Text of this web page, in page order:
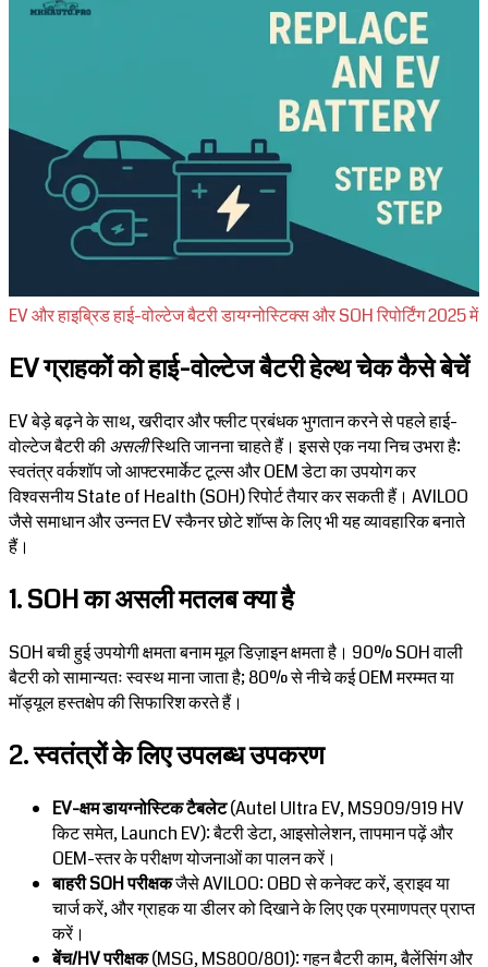
EV और हाइब्रिड हाई-वोल्टेज बैटरी डायग्नोस्टिक्स और SOH रिपोर्टिंग 2025 में
EV ग्राहकों को हाई-वोल्टेज बैटरी हेल्थ चेक कैसे बेचें
EV बेड़े बढ़ने के साथ, खरीदार और फ्लीट प्रबंधक भुगतान करने से पहले हाई-
वोल्टेज बैटरी कीअसलीस्थिति जानना चाहते हैं। इससे एक नया निच उभरा है:
स्वतंत्र वर्कशॉप जो आफ्टरमार्केट टूल्स और OEM डेटा का उपयोग कर
विश्वसनीय State of Health (SOH) रिपोर्ट तैयार कर सकती हैं। AVILOO
जैसे समाधान और उन्नत EV स्कैनर छोटे शॉप्स के लिए भी यह व्यावहारिक बनाते
हैं।
1. SOH का असली मतलब क्या है
SOH बची हुई उपयोगी क्षमता बनाम मूल डिज़ाइन क्षमता है। 90% SOH वाली
बैटरी को सामान्यतः स्वस्थ माना जाता है; 80% से नीचे कई OEM मरम्मत या
मॉड्यूल हस्तक्षेप की सिफारिश करते हैं।
2. स्वतंत्रों के लिए उपलब्ध उपकरण
EV-क्षम डायग्नोस्टिक टैबलेट(Autel Ultra EV, MS909/919 HV
किट समेत, Launch EV): बैटरी डेटा, आइसोलेशन, तापमान पढ़ें और
OEM-स्तर के परीक्षण योजनाओं का पालन करें।
बाहरी SOH परीक्षकजैसे AVILOO: OBD से कनेक्ट करें, ड्राइव या
चार्ज करें, और ग्राहक या डीलर को दिखाने के लिए एक प्रमाणपत्र प्राप्त
करें।
बेंच/HV परीक्षक(MSG, MS800/801): गहन बैटरी काम, बैलेंसिंग और